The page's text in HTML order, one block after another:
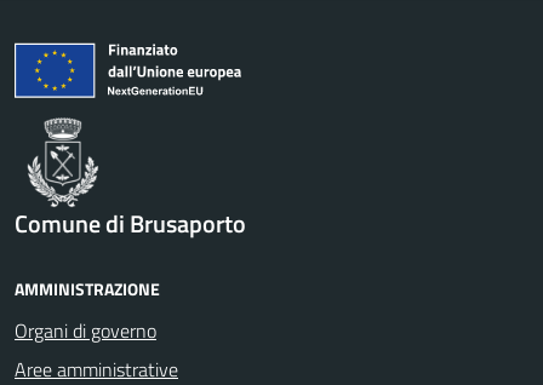
Comune di Brusaporto
AMMINISTRAZIONE
Organi di governo
Aree amministrative